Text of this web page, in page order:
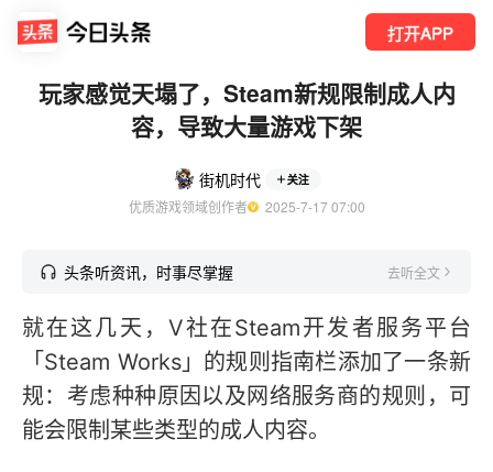
打开APP
玩家感觉天塌了，Steam新规限制成人内
容，导致大量游戏下架
街机时代 关注
优质游戏领域创作者
  2025-7-17 07:00
头条听资讯，时事尽掌握 去听全文
就在这几天，V社在Steam开发者服务平台
「Steam Works」的规则指南栏添加了一条新
规：考虑种种原因以及网络服务商的规则，可
能会限制某些类型的成人内容。